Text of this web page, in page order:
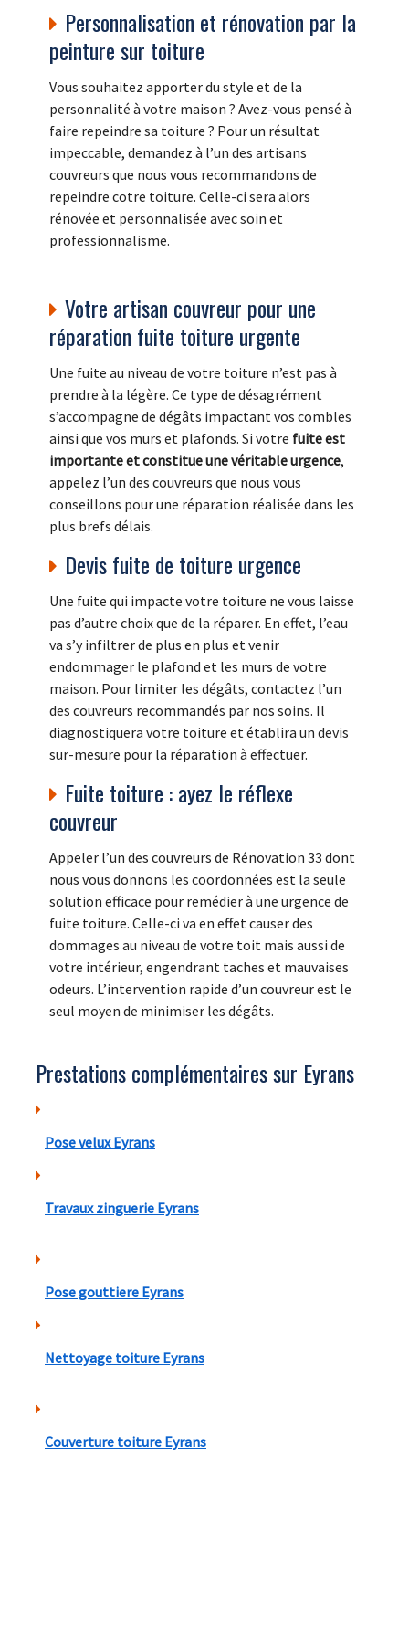
Personnalisation et rénovation par la
peinture sur toiture
Vous souhaitez apporter du style et de la
personnalité à votre maison ? Avez-vous pensé à
faire repeindre sa toiture ? Pour un résultat
impeccable, demandez à l’un des artisans
couvreurs que nous vous recommandons de
repeindre cotre toiture. Celle-ci sera alors
rénovée et personnalisée avec soin et
professionnalisme.
Votre artisan couvreur pour une
réparation fuite toiture urgente
Une fuite au niveau de votre toiture n’est pas à
prendre à la légère. Ce type de désagrément
s’accompagne de dégâts impactant vos combles
ainsi que vos murs et plafonds. Si votre fuite est
importante et constitue une véritable urgence,
appelez l’un des couvreurs que nous vous
conseillons pour une réparation réalisée dans les
plus brefs délais.
Devis fuite de toiture urgence
Une fuite qui impacte votre toiture ne vous laisse
pas d’autre choix que de la réparer. En effet, l’eau
va s’y infiltrer de plus en plus et venir
endommager le plafond et les murs de votre
maison. Pour limiter les dégâts, contactez l’un
des couvreurs recommandés par nos soins. Il
diagnostiquera votre toiture et établira un devis
sur-mesure pour la réparation à effectuer.
Fuite toiture : ayez le réflexe
couvreur
Appeler l’un des couvreurs de Rénovation 33 dont
nous vous donnons les coordonnées est la seule
solution efficace pour remédier à une urgence de
fuite toiture. Celle-ci va en effet causer des
dommages au niveau de votre toit mais aussi de
votre intérieur, engendrant taches et mauvaises
odeurs. L’intervention rapide d’un couvreur est le
seul moyen de minimiser les dégâts.
Prestations complémentaires sur Eyrans
Pose velux Eyrans
Travaux zinguerie Eyrans
Pose gouttiere Eyrans
Nettoyage toiture Eyrans
Couverture toiture Eyrans